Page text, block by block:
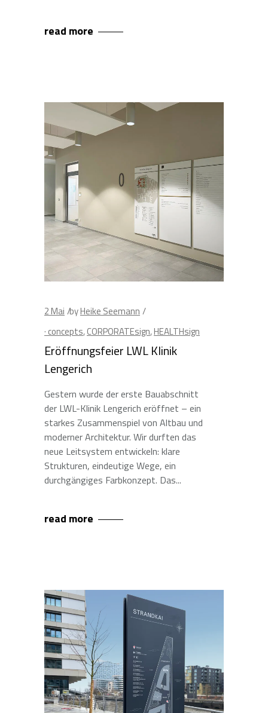
read more
2Mai byHeike Seemann
· concepts,CORPORATEsign,HEALTHsign
Eröffnungsfeier LWL Klinik
Lengerich
Gestern wurde der erste Bauabschnitt
der LWL-Klinik Lengerich eröffnet – ein
starkes Zusammenspiel von Altbau und
moderner Architektur. Wir durften das
neue Leitsystem entwickeln: klare
Strukturen, eindeutige Wege, ein
durchgängiges Farbkonzept. Das
read more